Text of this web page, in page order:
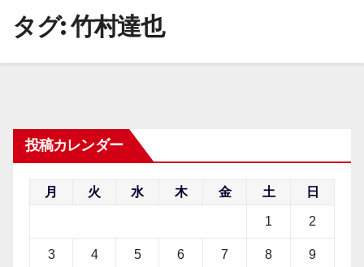
タグ:竹村達也
投稿カレンダー
月 火 水 木 金 土 日
1 2
3 4 5 6 7 8 9